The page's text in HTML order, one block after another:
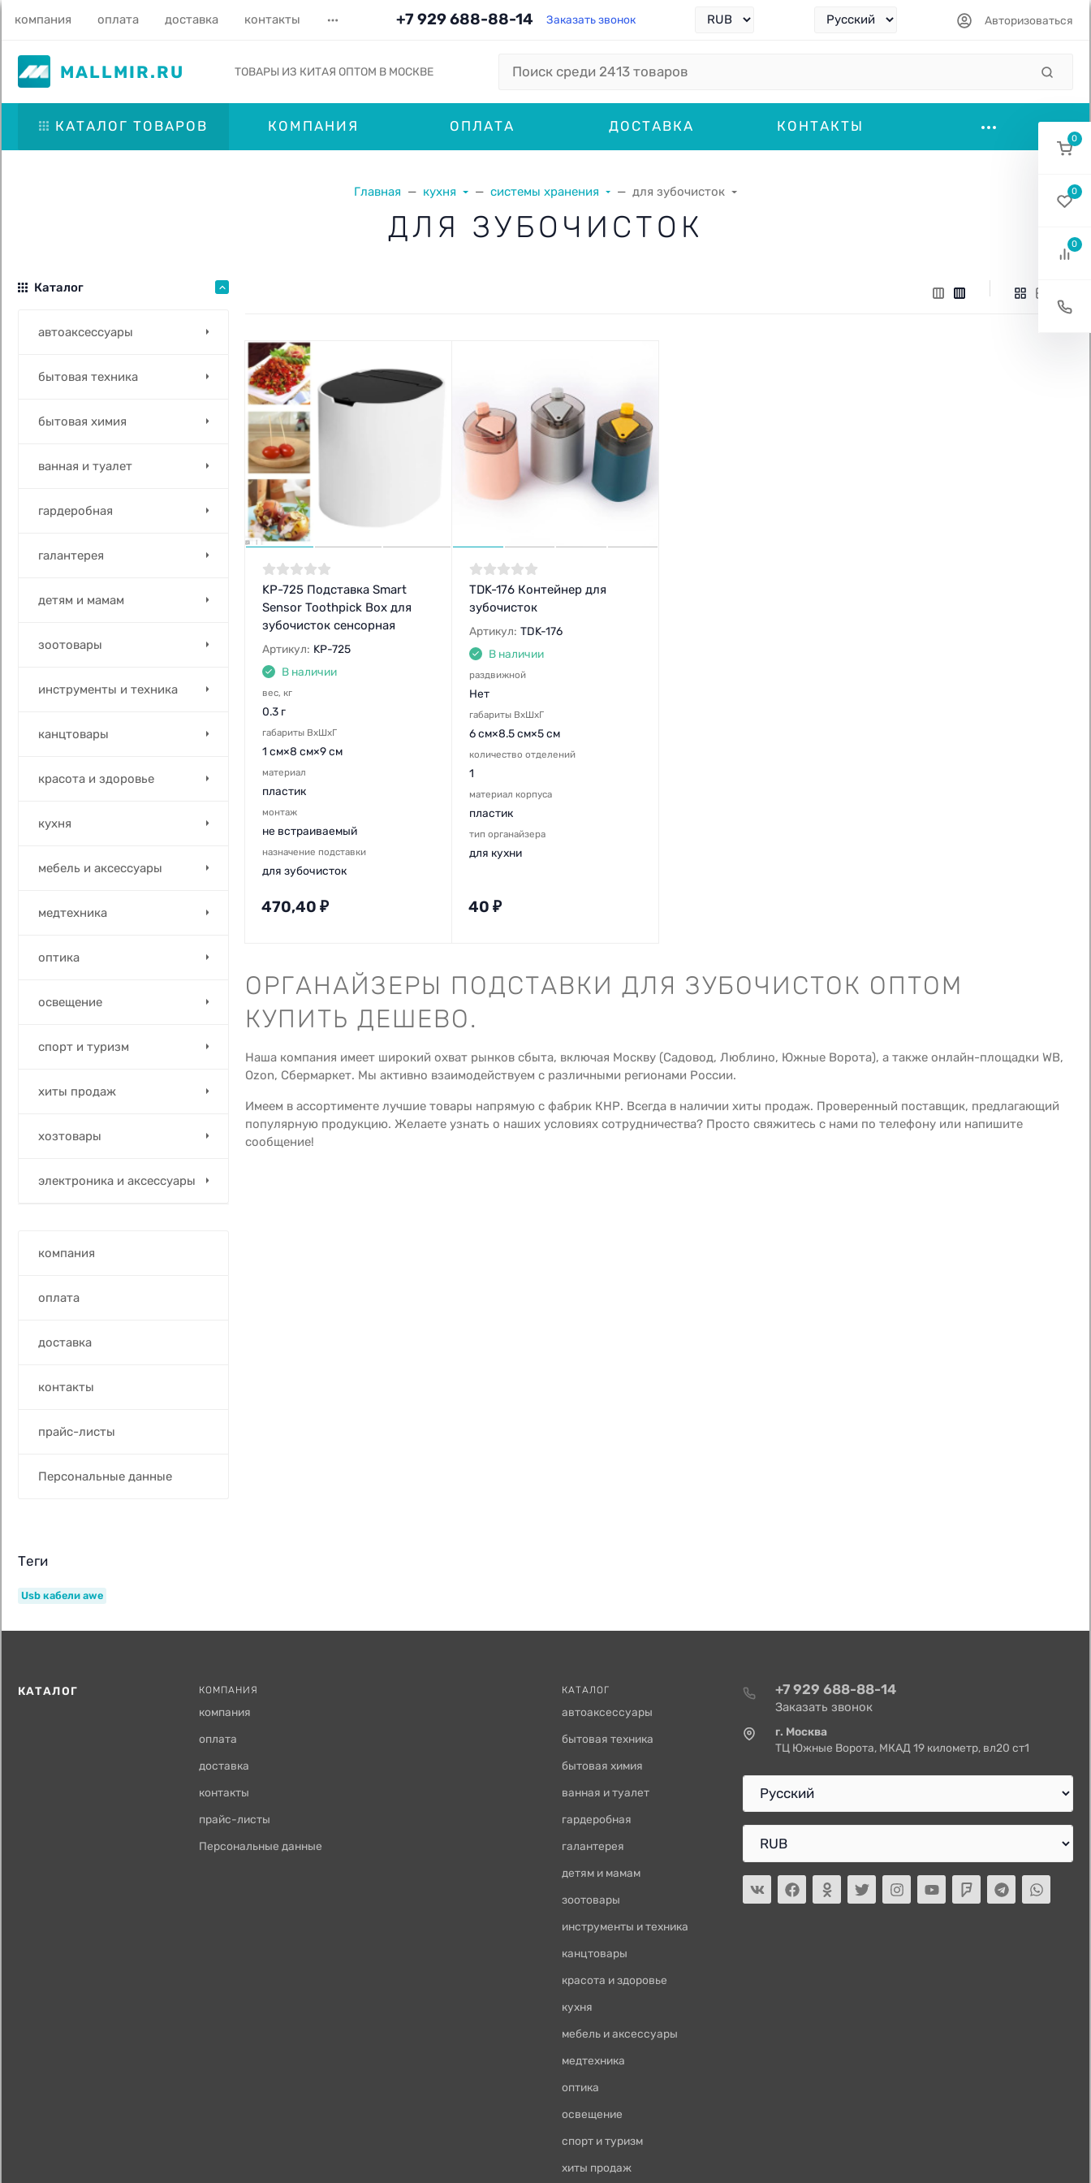
компания оплата доставка контакты +7 929 688-88-14 Заказать звонок Авторизоваться
MALLMIR.RU ТОВАРЫ ИЗ КИТАЯ ОПТОМ В МОСКВЕ
КАТАЛОГ ТОВАРОВ КОМПАНИЯ ОПЛАТА ДОСТАВКА КОНТАКТЫ
Главная кухня системы хранения для зубочисток
ДЛЯ ЗУБОЧИСТОК
Каталог
автоаксессуары
бытовая техника
бытовая химия
ванная и туалет
гардеробная
галантерея
детям и мамам
зоотовары
инструменты и техника
канцтовары
красота и здоровье
кухня
мебель и аксессуары
медтехника
оптика
освещение
спорт и туризм
хиты продаж
хозтовары
электроника и аксессуары
компания
оплата
доставка
контакты
прайс-листы
Персональные данные
Теги
Usb кабели awe
KP-725 Подставка Smart
Sensor Toothpick Box для
зубочисток сенсорная
Артикул: KP-725
В наличии
вес, кг
0.3 г
габариты ВхШхГ
1 см×8 см×9 см
материал
пластик
монтаж
не встраиваемый
назначение подставки
для зубочисток
470,40 ₽
TDK-176 Контейнер для
зубочисток
Артикул: TDK-176
В наличии
раздвижной
Нет
габариты ВхШхГ
6 см×8.5 см×5 см
количество отделений
1
материал корпуса
пластик
тип органайзера
для кухни
40 ₽
ОРГАНАЙЗЕРЫ ПОДСТАВКИ ДЛЯ ЗУБОЧИСТОК ОПТОМ
КУПИТЬ ДЕШЕВО.
Наша компания имеет широкий охват рынков сбыта, включая Москву (Садовод, Люблино, Южные Ворота), а также онлайн-площадки WB,
Ozon, Сбермаркет. Мы активно взаимодействуем с различными регионами России.
Имеем в ассортименте лучшие товары напрямую с фабрик КНР. Всегда в наличии хиты продаж. Проверенный поставщик, предлагающий
популярную продукцию. Желаете узнать о наших условиях сотрудничества? Просто свяжитесь с нами по телефону или напишите
сообщение!
КАТАЛОГ КОМПАНИЯ
компания
оплата
доставка
контакты
прайс-листы
Персональные данные
КАТАЛОГ
автоаксессуары
бытовая техника
бытовая химия
ванная и туалет
гардеробная
галантерея
детям и мамам
зоотовары
инструменты и техника
канцтовары
красота и здоровье
кухня
мебель и аксессуары
медтехника
оптика
освещение
спорт и туризм
хиты продаж
+7 929 688-88-14
Заказать звонок
г. Москва
ТЦ Южные Ворота, МКАД 19 километр, вл20 ст1
0
0
0